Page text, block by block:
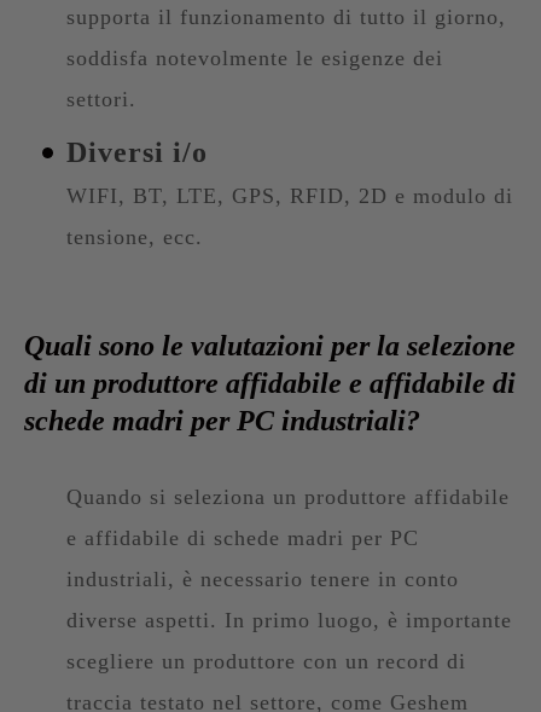
supporta il funzionamento di tutto il giorno,
soddisfa notevolmente le esigenze dei
settori.
Diversi i/o
WIFI, BT, LTE, GPS, RFID, 2D e modulo di
tensione, ecc.
Quali sono le valutazioni per la selezione
di un produttore affidabile e affidabile di
schede madri per PC industriali?
Quando si seleziona un produttore affidabile
e affidabile di schede madri per PC
industriali, è necessario tenere in conto
diverse aspetti. In primo luogo, è importante
scegliere un produttore con un record di
traccia testato nel settore, come Geshem